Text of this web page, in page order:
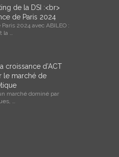
de la DSI :<br>
de Paris 2024
2024 avec ABILEO :
…
croissance d’ACT
le marché de
marché dominé par
…